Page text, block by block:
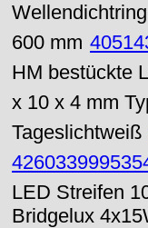
600 mm
HM bestückte
x 10 x 4 mm
Tageslichtweiß
LED Streifen
Bridgelux